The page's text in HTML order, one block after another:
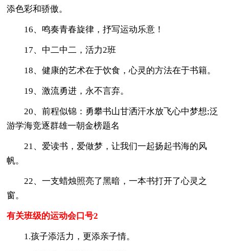
添色彩和骄傲。
16、鸣奏青春旋律，抒写运动乐意！
17、中二中二，活力2班
18、健康的艺术在于饮食，心灵的方法在于书籍。
19、激流勇进，永不言弃。
20、前程似锦：勇攀书山甘洒汗水放飞心中梦想;泛
游学海竞逐群雄一朝金榜题名
21、爱读书，爱做梦，让我们一起扬起书海的风
帆。
22、一支蜡烛照亮了黑暗，一本书打开了心灵之
窗。
有关班级的运动会口号2
1.孩子添活力，更添亲子情。